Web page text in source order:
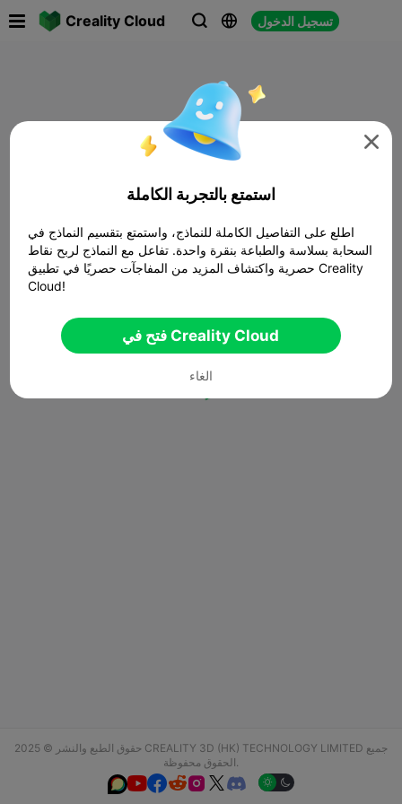
Creality Cloud   تسجيل الدخول
حقوق الطبع والنشر © 2025 CREALITY 3D (HK) TECHNOLOGY LIMITED جميع
الحقوق محفوظة.
  

استمتع بالتجربة الكاملة
اطلع على التفاصيل الكاملة للنماذج، واستمتع بتقسيم النماذج في
السحابة بسلاسة والطباعة بنقرة واحدة. تفاعل مع النماذج لربح نقاط
حصرية واكتشاف المزيد من المفاجآت حصريًا في تطبيق Creality
Cloud!
فتح في Creality Cloud
الغاء